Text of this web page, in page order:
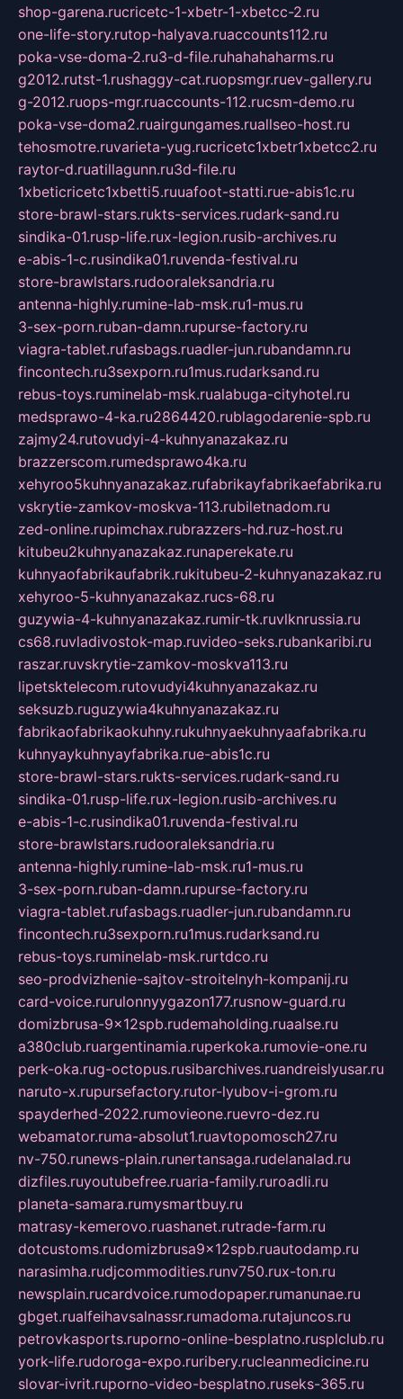
shop-garena.rucricetc-1-xbetr-1-xbetcc-2.ru
one-life-story.rutop-halyava.ruaccounts112.ru
poka-vse-doma-2.ru3-d-file.ruhahahaharms.ru
g2012.rutst-1.rushaggy-cat.ruopsmgr.ruev-gallery.ru
g-2012.ruops-mgr.ruaccounts-112.rucsm-demo.ru
poka-vse-doma2.ruairgungames.ruallseo-host.ru
tehosmotre.ruvarieta-yug.rucricetc1xbetr1xbetcc2.ru
raytor-d.ruatillagunn.ru3d-file.ru
1xbeticricetc1xbetti5.ruuafoot-statti.rue-abis1c.ru
store-brawl-stars.rukts-services.rudark-sand.ru
sindika-01.rusp-life.rux-legion.rusib-archives.ru
e-abis-1-c.rusindika01.ruvenda-festival.ru
store-brawlstars.rudooraleksandria.ru
antenna-highly.rumine-lab-msk.ru1-mus.ru
3-sex-porn.ruban-damn.rupurse-factory.ru
viagra-tablet.rufasbags.ruadler-jun.rubandamn.ru
fincontech.ru3sexporn.ru1mus.rudarksand.ru
rebus-toys.ruminelab-msk.rualabuga-cityhotel.ru
medsprawo-4-ka.ru2864420.rublagodarenie-spb.ru
zajmy24.rutovudyi-4-kuhnyanazakaz.ru
brazzerscom.rumedsprawo4ka.ru
xehyroo5kuhnyanazakaz.rufabrikayfabrikaefabrika.ru
vskrytie-zamkov-moskva-113.rubiletnadom.ru
zed-online.rupimchax.rubrazzers-hd.ruz-host.ru
kitubeu2kuhnyanazakaz.runaperekate.ru
kuhnyaofabrikaufabrik.rukitubeu-2-kuhnyanazakaz.ru
xehyroo-5-kuhnyanazakaz.rucs-68.ru
guzywia-4-kuhnyanazakaz.rumir-tk.ruvlknrussia.ru
cs68.ruvladivostok-map.ruvideo-seks.rubankaribi.ru
raszar.ruvskrytie-zamkov-moskva113.ru
lipetsktelecom.rutovudyi4kuhnyanazakaz.ru
seksuzb.ruguzywia4kuhnyanazakaz.ru
fabrikaofabrikaokuhny.rukuhnyaekuhnyaafabrika.ru
kuhnyaykuhnyayfabrika.rue-abis1c.ru
store-brawl-stars.rukts-services.rudark-sand.ru
sindika-01.rusp-life.rux-legion.rusib-archives.ru
e-abis-1-c.rusindika01.ruvenda-festival.ru
store-brawlstars.rudooraleksandria.ru
antenna-highly.rumine-lab-msk.ru1-mus.ru
3-sex-porn.ruban-damn.rupurse-factory.ru
viagra-tablet.rufasbags.ruadler-jun.rubandamn.ru
fincontech.ru3sexporn.ru1mus.rudarksand.ru
rebus-toys.ruminelab-msk.rurtdco.ru
seo-prodvizhenie-sajtov-stroitelnyh-kompanij.ru
card-voice.rurulonnyygazon177.rusnow-guard.ru
domizbrusa-9x12spb.rudemaholding.ruaalse.ru
a380club.ruargentinamia.ruperkoka.rumovie-one.ru
perk-oka.rug-octopus.rusibarchives.ruandreislyusar.ru
naruto-x.rupursefactory.rutor-lyubov-i-grom.ru
spayderhed-2022.rumovieone.ruevro-dez.ru
webamator.ruma-absolut1.ruavtopomosch27.ru
nv-750.runews-plain.runertansaga.rudelanalad.ru
dizfiles.ruyoutubefree.ruaria-family.ruroadli.ru
planeta-samara.rumysmartbuy.ru
matrasy-kemerovo.ruashanet.rutrade-farm.ru
dotcustoms.rudomizbrusa9x12spb.ruautodamp.ru
narasimha.rudjcommodities.runv750.rux-ton.ru
newsplain.rucardvoice.rumodopaper.rumanunae.ru
gbget.rualfeihavsalnassr.rumadoma.rutajuncos.ru
petrovkasports.ruporno-online-besplatno.rusplclub.ru
york-life.rudoroga-expo.ruribery.rucleanmedicine.ru
slovar-ivrit.ruporno-video-besplatno.ruseks-365.ru